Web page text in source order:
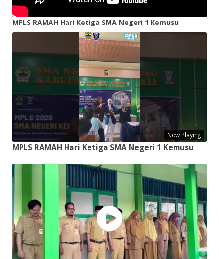
MPLS RAMAH Hari Ketiga SMA Negeri 1 Kemusu
Now Playing
MPLS RAMAH Hari Ketiga SMA Negeri 1 Kemusu